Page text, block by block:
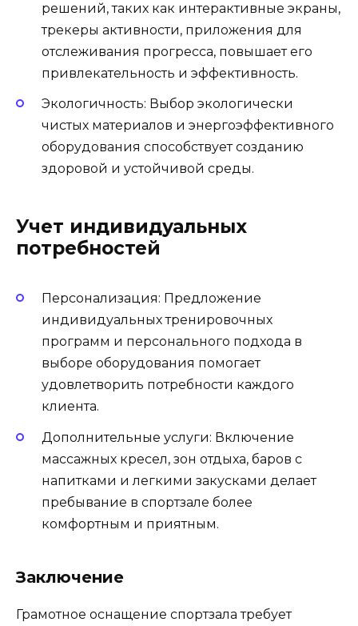
решений, таких как интерактивные экраны,
трекеры активности, приложения для
отслеживания прогресса, повышает его
привлекательность и эффективность.
Экологичность: Выбор экологически
чистых материалов и энергоэффективного
оборудования способствует созданию
здоровой и устойчивой среды.
Учет индивидуальных
потребностей
Персонализация: Предложение
индивидуальных тренировочных
программ и персонального подхода в
выборе оборудования помогает
удовлетворить потребности каждого
клиента.
Дополнительные услуги: Включение
массажных кресел, зон отдыха, баров с
напитками и легкими закусками делает
пребывание в спортзале более
комфортным и приятным.
Заключение
Грамотное оснащение спортзала требует